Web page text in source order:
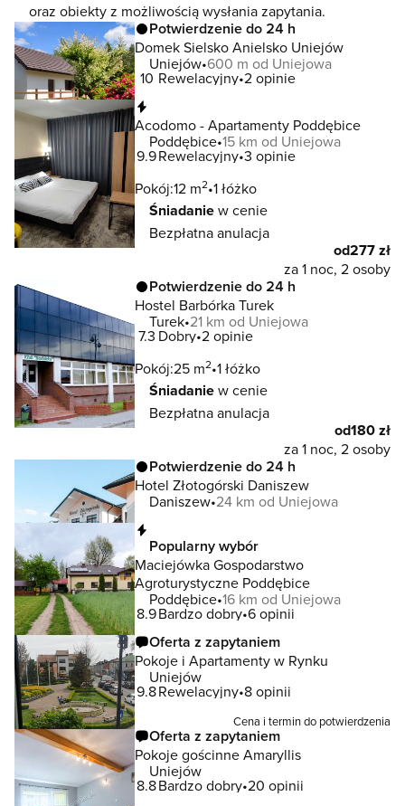
oraz obiekty z możliwością wysłania zapytania.
Potwierdzenie do 24 h
Domek Sielsko Anielsko Uniejów
Uniejów 600 m od Uniejowa
10 Rewelacyjny 2 opinie
Acodomo - Apartamenty Poddębice
Poddębice 15 km od Uniejowa
9.9Rewelacyjny 3 opinie
Pokój:12 m2 1 łóżko
Śniadaniew cenie
Bezpłatna anulacja
od277 zł
za 1 noc, 2 osoby
Potwierdzenie do 24 h
Hostel Barbórka Turek
Turek 21 km od Uniejowa
7.3 Dobry 2 opinie
Pokój:25 m2 1 łóżko
Śniadaniew cenie
Bezpłatna anulacja
od180 zł
za 1 noc, 2 osoby
Potwierdzenie do 24 h
Hotel Złotogórski Daniszew
Daniszew 24 km od Uniejowa
Popularny wybór
Maciejówka Gospodarstwo
Agroturystyczne Poddębice
Poddębice 16 km od Uniejowa
8.9Bardzo dobry 6 opinii
Oferta z zapytaniem
Pokoje i Apartamenty w Rynku
Uniejów
9.8Rewelacyjny 8 opinii
Cena i termin do potwierdzenia
Oferta z zapytaniem
Pokoje gościnne Amaryllis
Uniejów
8.8Bardzo dobry 20 opinii